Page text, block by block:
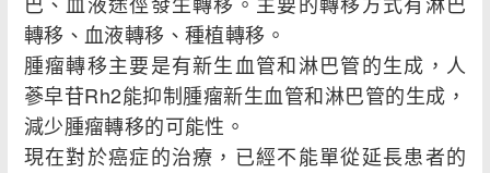
轉移、血液轉移、種植轉移。
腫瘤轉移主要是有新生血管和淋巴管的生成，人
蔘皁苷Rh2能抑制腫瘤新生血管和淋巴管的生成，
減少腫瘤轉移的可能性。
現在對於癌症的治療，已經不能單從延長患者的